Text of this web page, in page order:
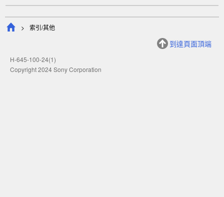
索引/其他
到達頁面頂端
H-645-100-24(1)
Copyright 2024 Sony Corporation